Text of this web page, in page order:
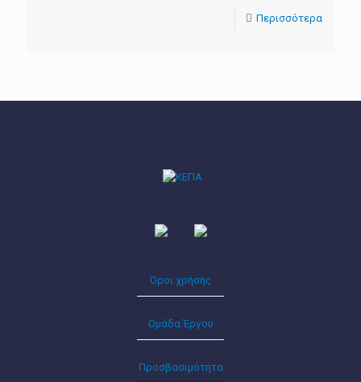
Περισσότερα
Όροι χρήσης
Ομάδα Έργου
Προσβασιμότητα